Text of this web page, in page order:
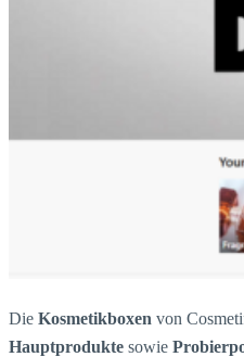
Die Kosmetikboxen von
Hauptprodukte sowie